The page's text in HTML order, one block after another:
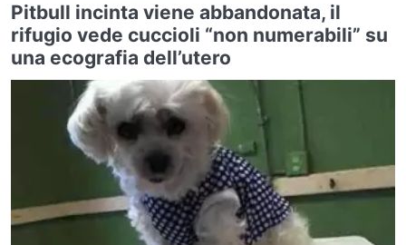
Pitbull incinta viene abbandonata, il
rifugio vede cuccioli “non numerabili” su
una ecografia dell’utero